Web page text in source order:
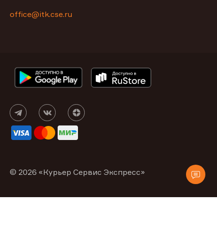
office@itk.cse.ru
© 2026 «Курьер Сервис Экспресс»